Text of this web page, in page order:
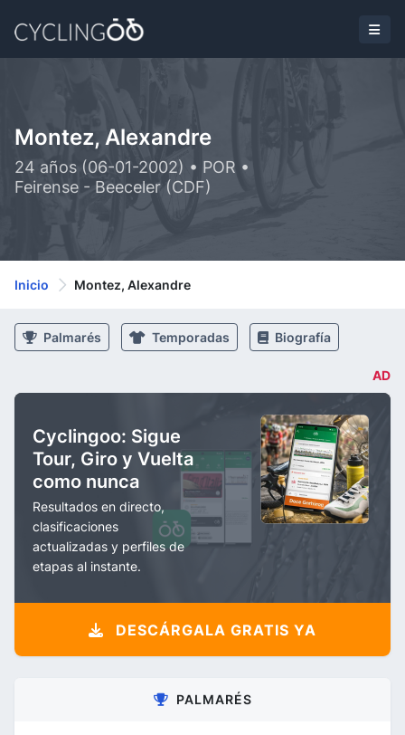
Montez, Alexandre
24 años (06-01-2002) • POR •
Feirense - Beeceler (CDF)
Inicio Montez, Alexandre
Palmarés Temporadas Biografía
AD
Cyclingoo: Sigue
Tour, Giro y Vuelta
como nunca
Resultados en directo,
clasificaciones
actualizadas y perfiles de
etapas al instante.
DESCÁRGALA GRATIS YA
PALMARÉS